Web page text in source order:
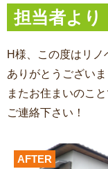
担当者より
H様、この度はリノ
ありがとうございま
またお住まいのこ
ご連絡下さい！
AFTER